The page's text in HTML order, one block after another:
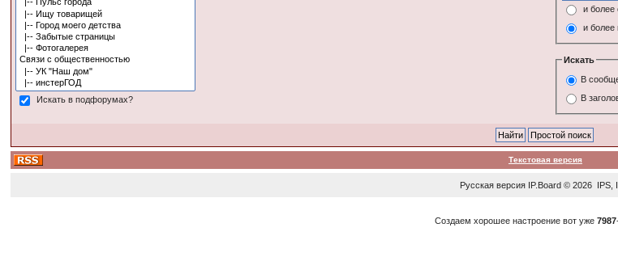
Искать в подфорумах?
и более
и более
Искать
В
В
Текстовая версия
Русская версия IP.Board© 2026 IPS,
Создаем хорошее настроение вот уже7987